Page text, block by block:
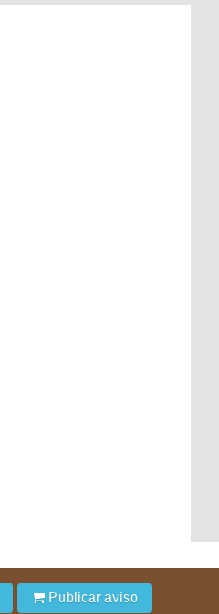
Publicar aviso